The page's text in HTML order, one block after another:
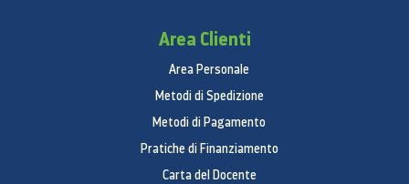
Area Clienti
Area Personale
Metodi di Spedizione
Metodi di Pagamento
Pratiche di Finanziamento
Carta del Docente